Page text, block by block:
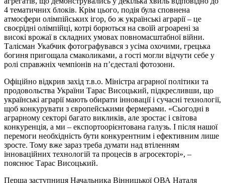
4 тематичних блоків. Крім цього, подія була сповнена
атмосфери олімпійських ігор, бо ж українські аграрії – це
своєрідні олімпійці, котрі борються на своїй агроарені за
високі врожаї в складних умовах повномасштабної війни.
Талісман Укабчик фотографувався з усіма охочими, грецька
богиня пригощала смаколиками, а гості могли відчути себе у
ролі справжніх чемпіонів на п’єдесталі фотозони.
Офіційно відкрив захід т.в.о. Міністра аграрної політики та
продовольства України Тарас Висоцький, підкресливши, що
українські аграрії мають обирати інновації і сучасні технології,
щоб конкурувати з європейськими фермерами. «Сьогодні в
аграрному секторі багато викликів, але зростає і світова
конкуренція, а ми – експортоорієнтована галузь. І після нашої
перемоги необхідність бути конкурентним і ефективним лише
зросте. Тому вже зараз треба думати над втіленням
інноваційних технологій та процесів в агросекторі», –
пояснює Тарас Висоцький.
Перша заступниця Начальника Вінницької ОВА Наталя